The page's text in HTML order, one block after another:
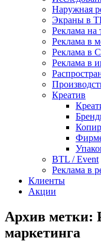
Наружная
Экраны в
Реклама на
Реклама в
Реклама в
Реклама в
Креатив
BTL / Event
Реклама в
Клиенты
Акции
Архив метки:
маркетинга